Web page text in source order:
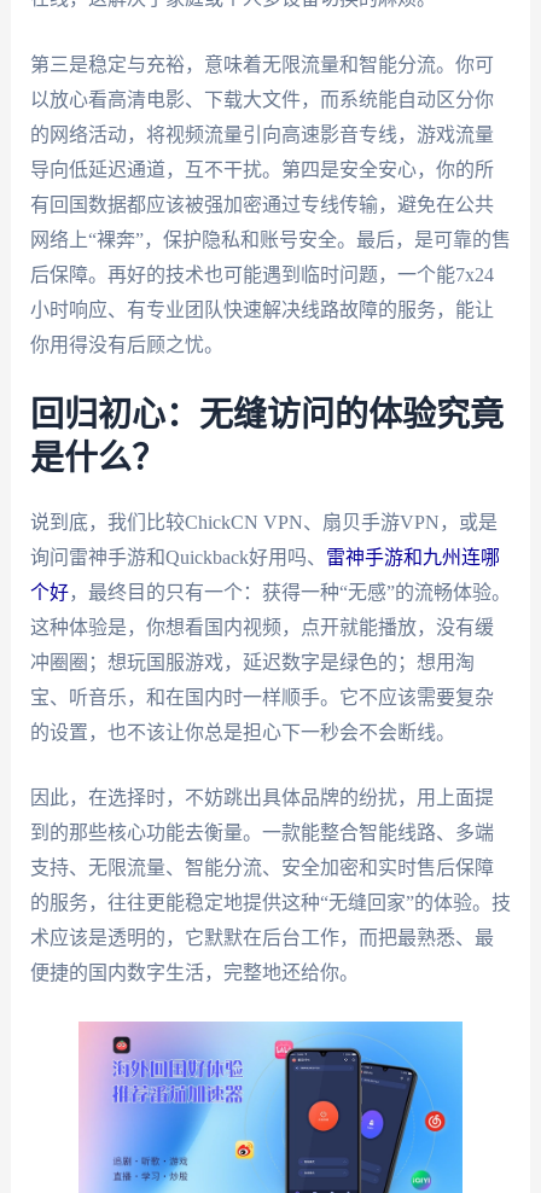
第三是稳定与充裕，意味着无限流量和智能分流。你可
以放心看高清电影、下载大文件，而系统能自动区分你
的网络活动，将视频流量引向高速影音专线，游戏流量
导向低延迟通道，互不干扰。第四是安全安心，你的所
有回国数据都应该被强加密通过专线传输，避免在公共
网络上“裸奔”，保护隐私和账号安全。最后，是可靠的售
后保障。再好的技术也可能遇到临时问题，一个能7x24
小时响应、有专业团队快速解决线路故障的服务，能让
你用得没有后顾之忧。
回归初心：无缝访问的体验究竟
是什么？
说到底，我们比较ChickCN VPN、扇贝手游VPN，或是
询问雷神手游和Quickback好用吗、 雷神手游和九州连哪
个好，最终目的只有一个：获得一种“无感”的流畅体验。
这种体验是，你想看国内视频，点开就能播放，没有缓
冲圈圈；想玩国服游戏，延迟数字是绿色的；想用淘
宝、听音乐，和在国内时一样顺手。它不应该需要复杂
的设置，也不该让你总是担心下一秒会不会断线。
因此，在选择时，不妨跳出具体品牌的纷扰，用上面提
到的那些核心功能去衡量。一款能整合智能线路、多端
支持、无限流量、智能分流、安全加密和实时售后保障
的服务，往往更能稳定地提供这种“无缝回家”的体验。技
术应该是透明的，它默默在后台工作，而把最熟悉、最
便捷的国内数字生活，完整地还给你。